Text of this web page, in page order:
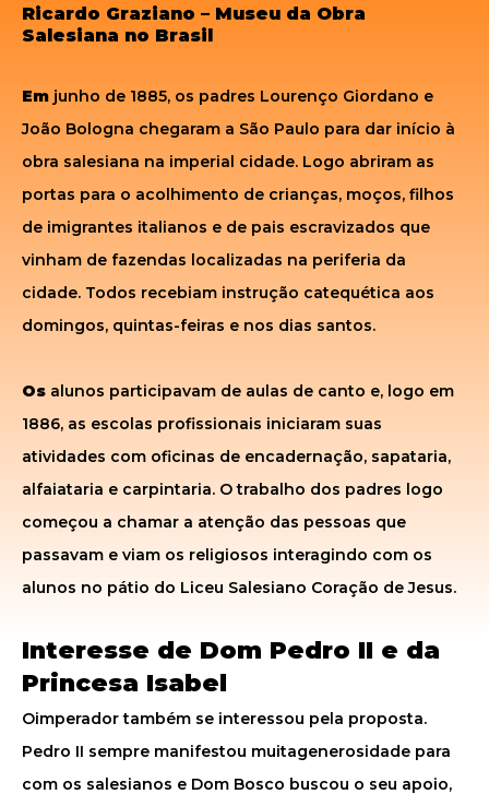
Ricardo Graziano – Museu da Obra
Salesiana no Brasil
Em junho de 1885, os padres Lourenço Giordano e
João Bologna chegaram a São Paulo para dar início à
obra salesiana na imperial cidade. Logo abriram as
portas para o acolhimento de crianças, moços, filhos
de imigrantes italianos e de pais escravizados que
vinham de fazendas localizadas na periferia da
cidade. Todos recebiam instrução catequética aos
domingos, quintas-feiras e nos dias santos.
Os alunos participavam de aulas de canto e, logo em
1886, as escolas profissionais iniciaram suas
atividades com oficinas de encadernação, sapataria,
alfaiataria e carpintaria. O trabalho dos padres logo
começou a chamar a atenção das pessoas que
passavam e viam os religiosos interagindo com os
alunos no pátio do Liceu Salesiano Coração de Jesus.
Interesse de Dom Pedro II e da
Princesa Isabel
Oimperador também se interessou pela proposta.
Pedro II sempre manifestou muitagenerosidade para
com os salesianos e Dom Bosco buscou o seu apoio,